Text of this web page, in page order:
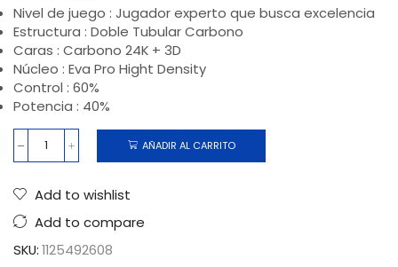
Nivel de juego : Jugador experto que busca excelencia
Estructura : Doble Tubular Carbono
Caras : Carbono 24K + 3D
Núcleo : Eva Pro Hight Density
Control : 60%
Potencia : 40%
AÑADIR AL CARRITO
Add to wishlist
Add to compare
SKU:1125492608